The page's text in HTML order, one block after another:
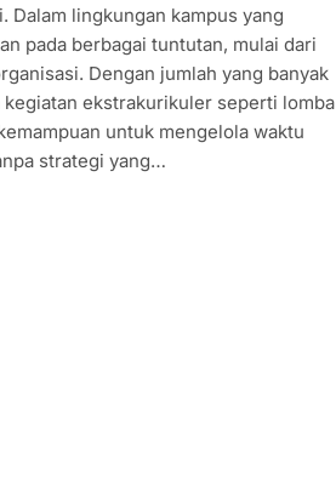
lingkungan kampus yang
pada berbagai tuntutan, mulai dari
Dengan jumlah yang banyak
kegiatan ekstrakurikuler seperti lomba
untuk mengelola waktu
strategi yang…